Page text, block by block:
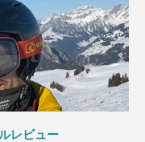
レビュー